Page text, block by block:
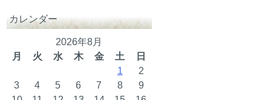
カレンダー
2026年8月
月
火 水 木 金 土
日
1
2
3
4 5 6 7 8
9